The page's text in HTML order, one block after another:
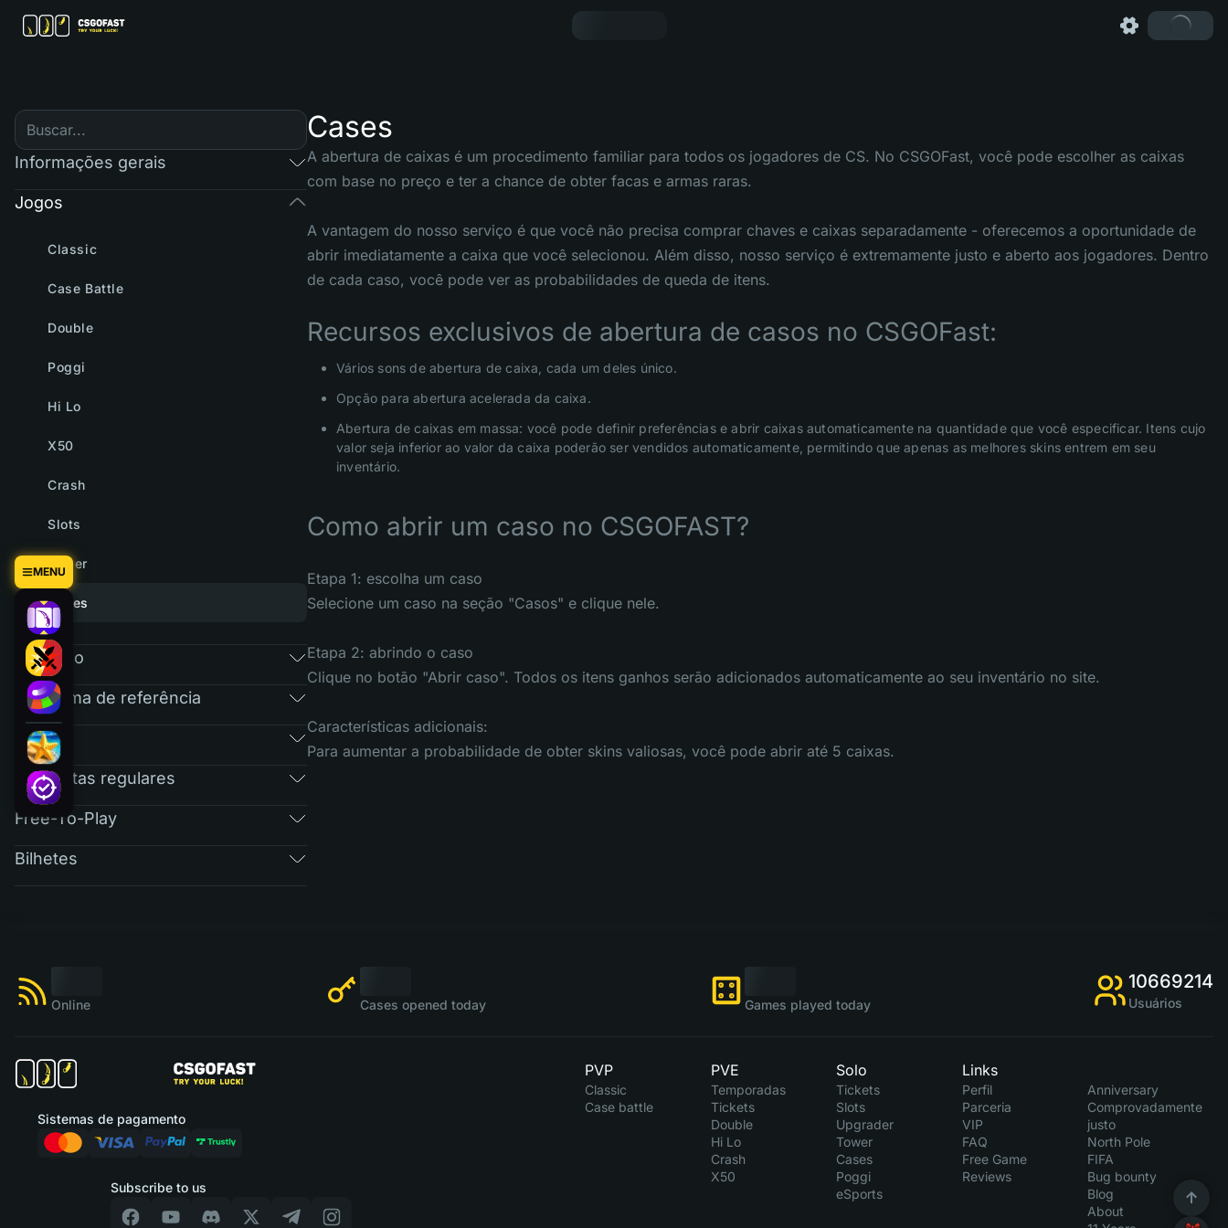
MENU
Informações gerais
Jogos
Classic
Case Battle
Double
Poggi
Hi Lo
X50
Crash
Slots
Tower
Cases
Mercado
Programa de referência
RAIN
Perguntas regulares
Free-To-Play
Bilhetes
Cases
A abertura de caixas é um procedimento familiar para todos os jogadores de CS. No CSGOFast, você pode escolher as caixas
com base no preço e ter a chance de obter facas e armas raras.
A vantagem do nosso serviço é que você não precisa comprar chaves e caixas separadamente - oferecemos a oportunidade de
abrir imediatamente a caixa que você selecionou. Além disso, nosso serviço é extremamente justo e aberto aos jogadores. Dentro
de cada caso, você pode ver as probabilidades de queda de itens.
Recursos exclusivos de abertura de casos no CSGOFast:
Vários sons de abertura de caixa, cada um deles único.
Opção para abertura acelerada da caixa.
Abertura de caixas em massa: você pode definir preferências e abrir caixas automaticamente na quantidade que você especificar. Itens cujo
valor seja inferior ao valor da caixa poderão ser vendidos automaticamente, permitindo que apenas as melhores skins entrem em seu
inventário.
Como abrir um caso no CSGOFAST?
Etapa 1: escolha um caso
Selecione um caso na seção "Casos" e clique nele.
Etapa 2: abrindo o caso
Clique no botão "Abrir caso". Todos os itens ganhos serão adicionados automaticamente ao seu inventário no site.
Características adicionais:
Para aumentar a probabilidade de obter skins valiosas, você pode abrir até 5 caixas.
Online Cases opened today Games played today
10669214
Usuários
Subscribe to us
Sistemas de pagamento
PVP
Classic
Case battle
PVE
Temporadas
Tickets
Double
Hi Lo
Crash
X50
Solo
Tickets
Slots
Upgrader
Tower
Cases
Poggi
eSports
Links
Perfil
Parceria
VIP
FAQ
Free Game
Reviews
Anniversary
Comprovadamente
justo
North Pole
FIFA
Bug bounty
Blog
About